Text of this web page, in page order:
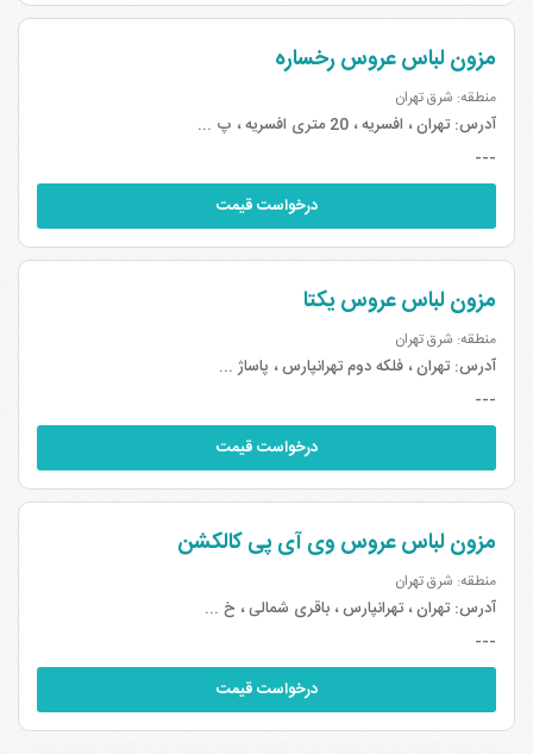
مزون لباس عروس رخساره
منطقه: شرق تهران
آدرس: تهران ، افسریه ، 20 متری افسریه ، پ ...
---
درخواست قیمت
مزون لباس عروس یکتا
منطقه: شرق تهران
آدرس: تهران ، فلکه دوم تهرانپارس ، پاساژ ...
---
درخواست قیمت
مزون لباس عروس وی آی پی کالکشن
منطقه: شرق تهران
آدرس: تهران ، تهرانپارس ، باقری شمالی ، خ ...
---
درخواست قیمت